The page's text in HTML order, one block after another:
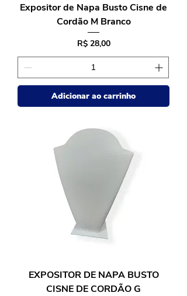
Expositor de Napa Busto Cisne de
Cordão M Branco
Preço
R$ 28,00
Adicionar ao carrinho
EXPOSITOR DE NAPA BUSTO
CISNE DE CORDÃO G